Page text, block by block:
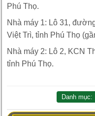
Phú Thọ.
Nhà máy 1: Lô 31,
Việt Trì, tỉnh Phú Thọ
Nhà máy 2: Lô 2, KCN
tỉnh Phú Thọ.
Danh mục: